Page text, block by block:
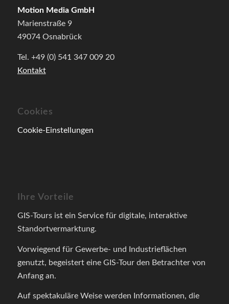
Motion Media GmbH
Marienstraße 9
49074 Osnabrück
Tel. +49 (0) 541 347 009 20
Kontakt
Cookies
Cookie-Einstellungen
Ihre Vorteile
GIS-Tours ist ein Service für digitale, interaktive
Standortvermarktung.
Vorwiegend für Gewerbe- und Industrieflächen
genutzt, begeistert eine GIS-Tour den Betrachter von
Anfang an.
Auf spektakuläre Weise werden Informationen, die